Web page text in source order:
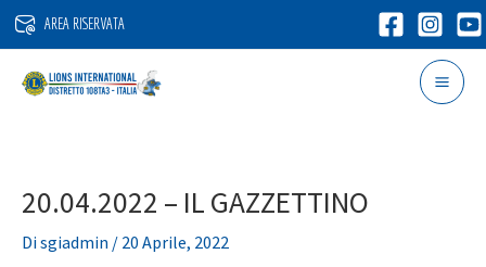
Vai
contenuto
AREA RISERVATA
20.04.2022 – IL GAZZETTINO
Disgiadmin / 20 Aprile, 2022